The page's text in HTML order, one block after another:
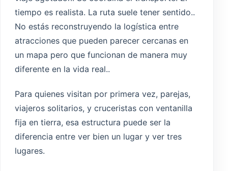
tiempo es realista. La ruta suele tener sentido..
No estás reconstruyendo la logística entre
atracciones que pueden parecer cercanas en
un mapa pero que funcionan de manera muy
diferente en la vida real..
Para quienes visitan por primera vez, parejas,
viajeros solitarios, y cruceristas con ventanilla
fija en tierra, esa estructura puede ser la
diferencia entre ver bien un lugar y ver tres
lugares.